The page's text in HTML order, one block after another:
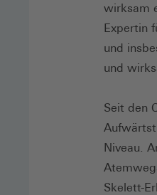
wirksam
Expertin
und
und
Seit den
Niveau.
Skelett-